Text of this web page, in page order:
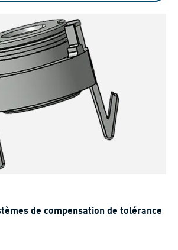
de compensation de tolérance